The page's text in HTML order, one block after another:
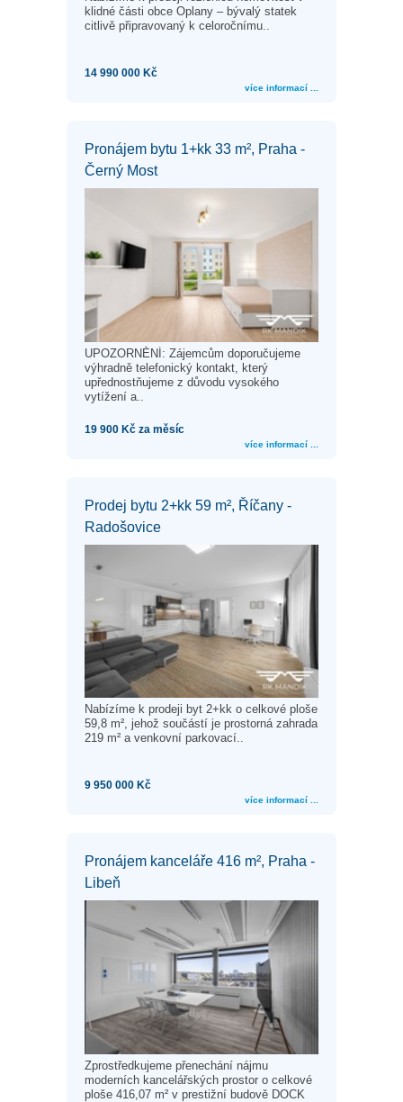
klidné části obce Oplany – bývalý statek
citlivě připravovaný k celoročnímu..
14 990 000 Kč
více informací ...
Pronájem bytu 1+kk 33 m², Praha -
Černý Most
UPOZORNĚNÍ: Zájemcům doporučujeme
výhradně telefonický kontakt, který
upřednostňujeme z důvodu vysokého
vytížení a..
19 900 Kč za měsíc
více informací ...
Prodej bytu 2+kk 59 m², Říčany -
Radošovice
Nabízíme k prodeji byt 2+kk o celkové ploše
59,8 m², jehož součástí je prostorná zahrada
219 m² a venkovní parkovací..
9 950 000 Kč
více informací ...
Pronájem kanceláře 416 m², Praha -
Libeň
Zprostředkujeme přenechání nájmu
moderních kancelářských prostor o celkové
ploše 416,07 m² v prestižní budově DOCK